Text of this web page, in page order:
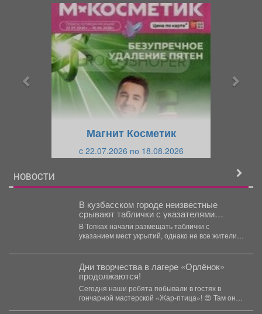
Магнит Косметик
c 22.07.2026 по 18.08.2026
НОВОСТИ
В кузбасском городе неизвестные
срывают таблички с указателями
укрытий
В Топках начали размещать таблички с
указанием мест укрытий, однако не все жители
Дни творчества в лагере «Орлёнок»
продолжаются!
Сегодня наши ребята побывали в гостях в
гончарной мастерской «Жар‑птица»! 😍 Там они